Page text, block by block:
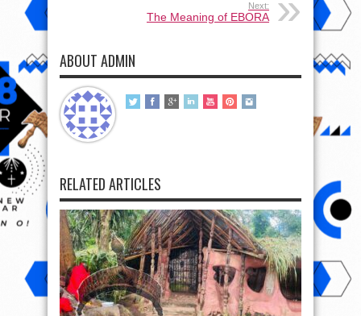
Next:
The Meaning of EBORA
ABOUT ADMIN
RELATED ARTICLES